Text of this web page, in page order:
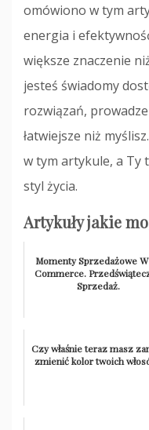
omówiono w tym
energia i
większe znaczenie
jesteś świadomy
rozwiązań,
łatwiejsze niż
w tym artykule, a Ty
styl życia.
Artykuły jakie
Momenty Sprzedażowe
Commerce.
Sprzedaż.
Czy właśnie teraz masz
zmienić kolor twoich